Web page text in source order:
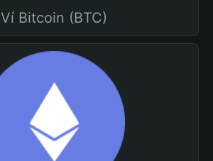
Ví Bitcoin (BTC)